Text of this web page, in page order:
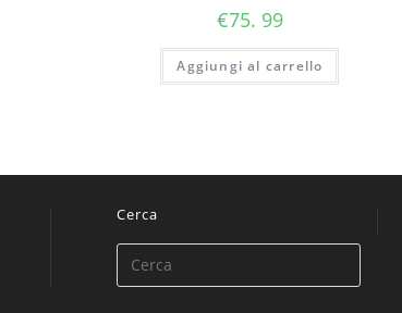
€75. 99
Aggiungi al carrello
Cerca